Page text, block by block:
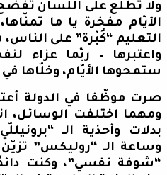
ولا تطلع على اللسان
الأيّام مفخرة يا ما
التعليم “كُبْرة” على
واعتبرها – ربّما عزاء
ستمحوها الأيّام، وخلّاها
صرت موظّفا في الدولة
ومهما اختلفت
بدلات وأحذية الـ
وساعة الـ “روليكس”
“شوفة نفسي”، وكنت